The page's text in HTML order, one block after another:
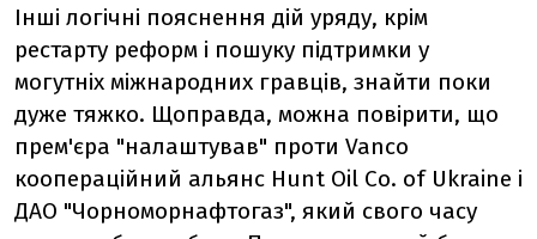
Інші логічні пояснення дій уряду, крім
рестарту реформ і пошуку підтримки у
могутніх міжнародних гравців, знайти поки
дуже тяжко. Щоправда, можна повірити, що
прем'єра "налаштував" проти Vanco
коопераційний альянс Нunt Oil Co. of Ukraine і
ДАО "Чорноморнафтогаз", який свого часу